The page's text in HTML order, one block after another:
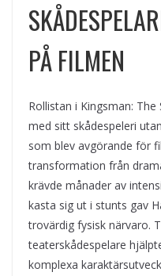
PÅ FILMEN
Rollistan i Kingsman:
med sitt skådespeleri
som blev avgörande för
transformation från
krävde månader av
kasta sig ut i stunts gav
trovärdig fysisk närvaro.
teaterskådespelare
komplexa